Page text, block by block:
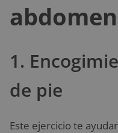
abdomen
1.
de pie
Este ejercicio te